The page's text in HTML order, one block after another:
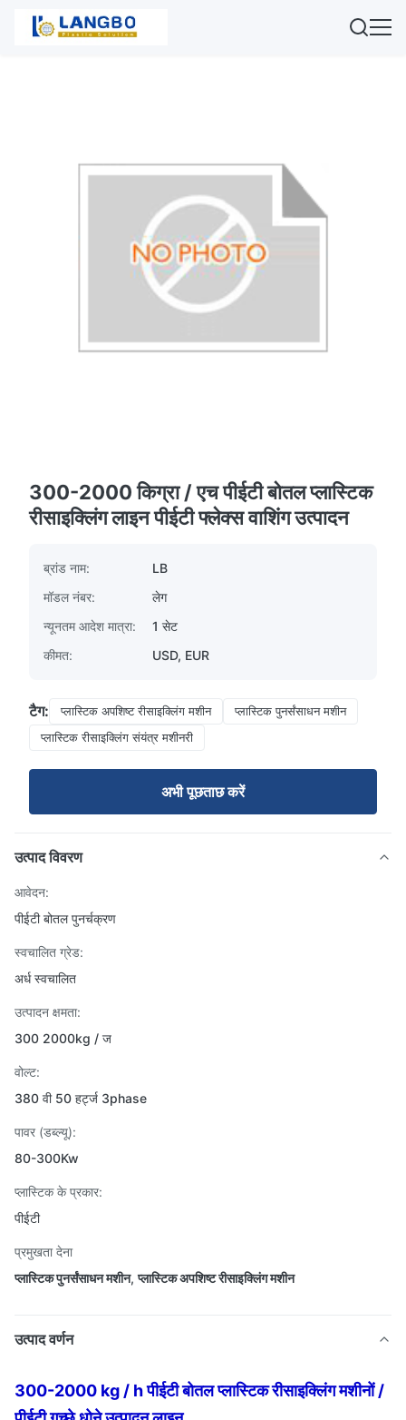
300-2000 किग्रा / एच पीईटी बोतल प्लास्टिक
रीसाइक्लिंग लाइन पीईटी फ्लेक्स वाशिंग उत्पादन
ब्रांड नाम:
LB
मॉडल नंबर:
लेग
न्यूनतम आदेश मात्रा:
1 सेट
कीमत:
USD, EUR
टैग: प्लास्टिक अपशिष्ट रीसाइक्लिंग मशीन
प्लास्टिक पुनर्संसाधन मशीन
प्लास्टिक रीसाइक्लिंग संयंत्र मशीनरी
अभी पूछताछ करें
उत्पाद विवरण
आवेदन:
पीईटी बोतल पुनर्चक्रण
स्वचालित ग्रेड:
अर्ध स्वचालित
उत्पादन क्षमता:
300 2000kg / ज
वोल्ट:
380 वी 50 हर्ट्ज 3phase
पावर (डब्ल्यू):
80-300Kw
प्लास्टिक के प्रकार:
पीईटी
प्रमुखता देना
प्लास्टिक पुनर्संसाधन मशीन,प्लास्टिक अपशिष्ट रीसाइक्लिंग मशीन
उत्पाद वर्णन
300-2000 kg / h पीईटी बोतल प्लास्टिक रीसाइक्लिंग मशीनों /